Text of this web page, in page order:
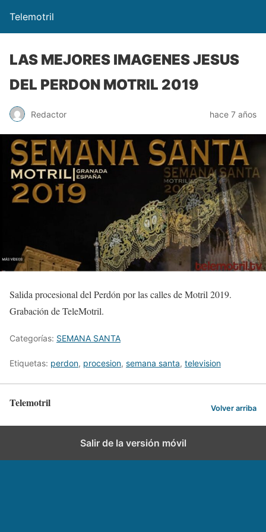
Telemotril
LAS MEJORES IMAGENES JESUS
DEL PERDON MOTRIL 2019
Redactor hace 7 años
Salida procesional del Perdón por las calles de Motril 2019.
Grabación de TeleMotril.
Categorías: SEMANA SANTA
Etiquetas: perdon, procesion, semana santa, television
Telemotril Volver arriba
Salir de la versión móvil